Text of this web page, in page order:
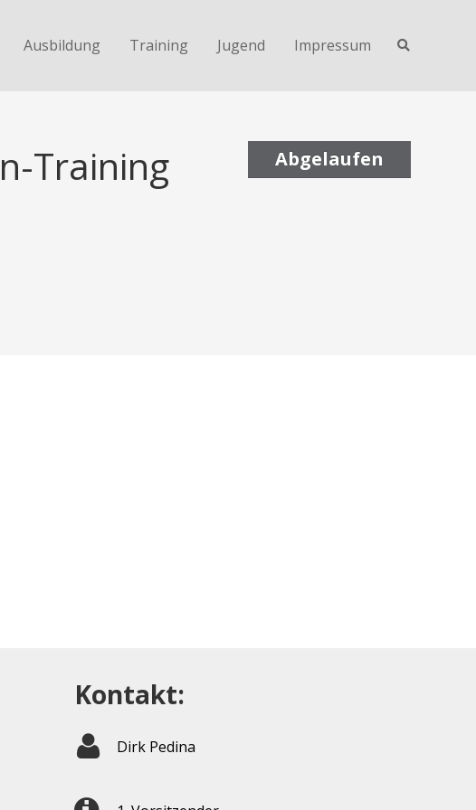
Ausbildung Training Jugend Impressum
Abgelaufen
Training
Kontakt:
Dirk Pedina